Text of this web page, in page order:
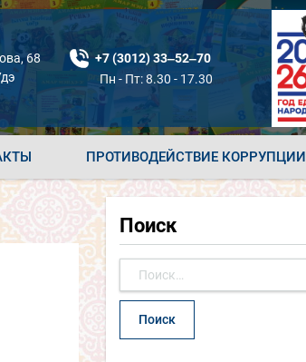
68
+7 (3012) 33‒52‒70
Пн - Пт: 8.30 - 17.30
ПРОТИВОДЕЙСТВИЕ КОРРУПЦИИ
Поиск